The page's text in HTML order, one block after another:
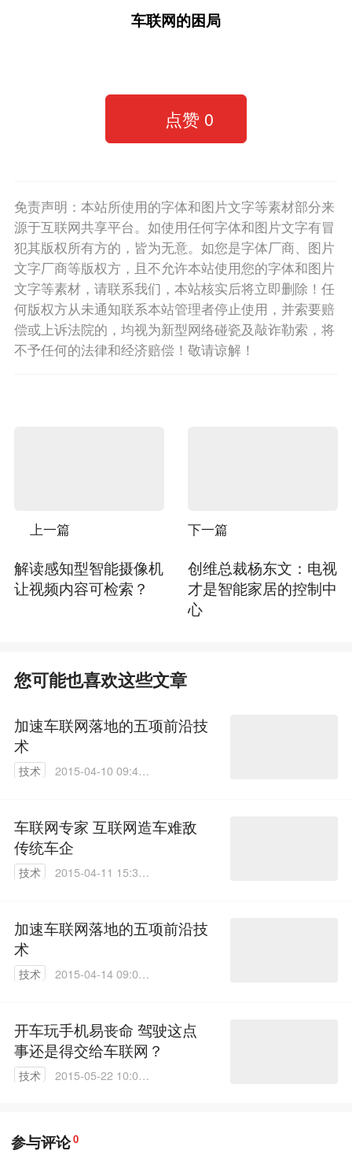
车联网的困局
点赞 0
免责声明：本站所使用的字体和图片文字等素材部分来
源于互联网共享平台。如使用任何字体和图片文字有冒
犯其版权所有方的，皆为无意。如您是字体厂商、图片
文字厂商等版权方，且不允许本站使用您的字体和图片
文字等素材，请联系我们，本站核实后将立即删除！任
何版权方从未通知联系本站管理者停止使用，并索要赔
偿或上诉法院的，均视为新型网络碰瓷及敲诈勒索，将
不予任何的法律和经济赔偿！敬请谅解！
上一篇
解读感知型智能摄像机
让视频内容可检索？
下一篇
创维总裁杨东文：电视
才是智能家居的控制中
心
您可能也喜欢这些文章
加速车联网落地的五项前沿技
术
技术
2015-04-10 09:40:
车联网专家 互联网造车难敌
传统车企
技术
2015-04-11 15:30:
加速车联网落地的五项前沿技
术
技术
2015-04-14 09:07:
开车玩手机易丧命 驾驶这点
事还是得交给车联网？
技术
2015-05-22 10:05:
参与评论0